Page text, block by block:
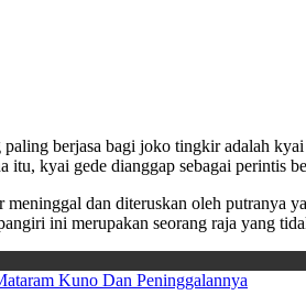
berjasa bagi joko tingkir adalah
itu, kyai gede dianggap sebagai perintis
dan diteruskan oleh putranya
ini merupakan seorang raja yang
Kuno Dan Peninggalannya